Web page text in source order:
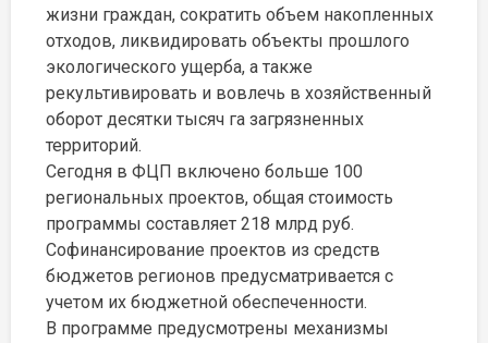
жизни граждан, сократить объем накопленных
отходов, ликвидировать объекты прошлого
экологического ущерба, а также
рекультивировать и вовлечь в хозяйственный
оборот десятки тысяч га загрязненных
территорий.
Сегодня в ФЦП включено больше 100
региональных проектов, общая стоимость
программы составляет 218 млрд руб.
Софинансирование проектов из средств
бюджетов регионов предусматривается с
учетом их бюджетной обеспеченности.
В программе предусмотрены механизмы